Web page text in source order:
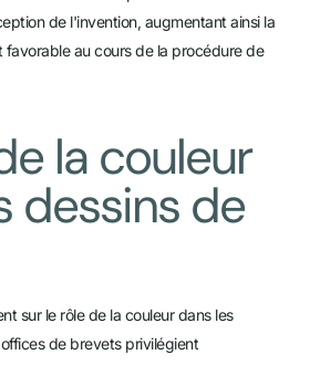
de l'invention, augmentant ainsi la
au cours de la procédure de
la couleur
dessins de
sur le rôle de la couleur dans les
de brevets privilégient